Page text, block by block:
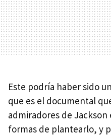
Este podría haber sido
que es el documental
admiradores de
formas de plantearlo, y